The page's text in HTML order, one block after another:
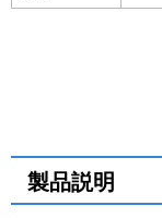
クローニング実験
製品説明